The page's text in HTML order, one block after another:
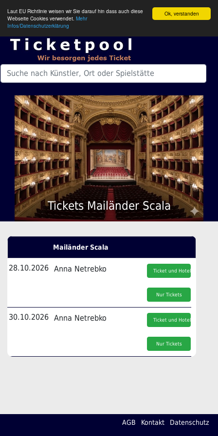
Ok, verstanden
Laut EU Richtlinie weisen wir Sie darauf hin dass auch diese
Webseite Cookies verwendet. Mehr
Infos/Datenschutzerklärung
Tickets Mailänder Scala
Mailänder Scala
28.10.2026 Anna Netrebko Ticket und Hotel
Nur Tickets
30.10.2026 Anna Netrebko Ticket und Hotel
Nur Tickets
AGB Kontakt Datenschutz